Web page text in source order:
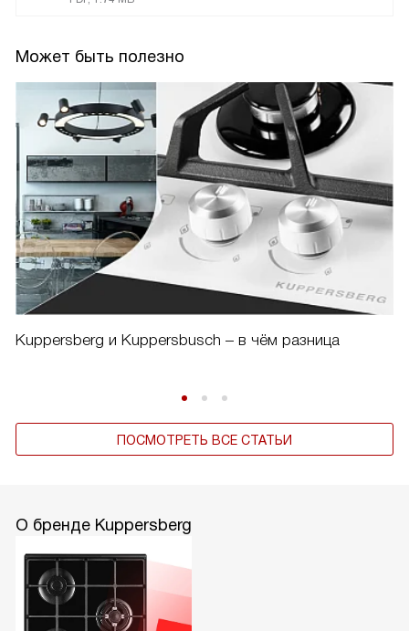
Может быть полезно
Kuppersberg и Kuppersbusch – в чём разница
ПОСМОТРЕТЬ ВСЕ СТАТЬИ
О бренде Kuppersberg